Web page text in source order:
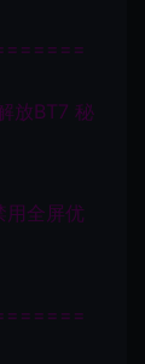
放BT7 秘
全屏优